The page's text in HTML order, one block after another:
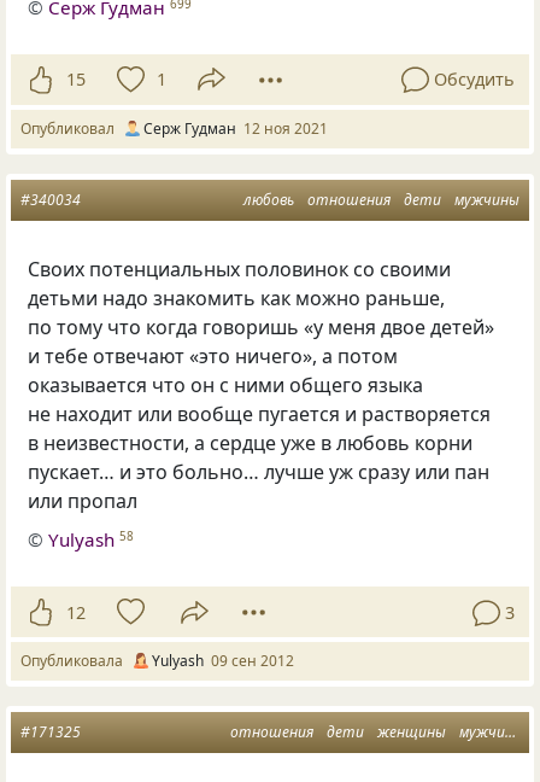
© Серж Гудман 699
15 1 Обсудить
Опубликовал Серж Гудман 12 ноя 2021
любовь отношения дети мужчины
#340034
Своих потенциальных половинок со своими
детьми надо знакомить как можно раньше,
по тому что когда говоришь «у меня двое детей»
и тебе отвечают«это ничего», а потом
оказывается что он с ними общего языка
не находит или вообще пугается и растворяется
в неизвестности, а сердце уже в любовь корни
пускает… и это больно… лучше уж сразу или пан
или пропал
©Yulyash 58
12 3
Опубликовала Yulyash 09 сен 2012
отношения дети женщины мужчины
#171325